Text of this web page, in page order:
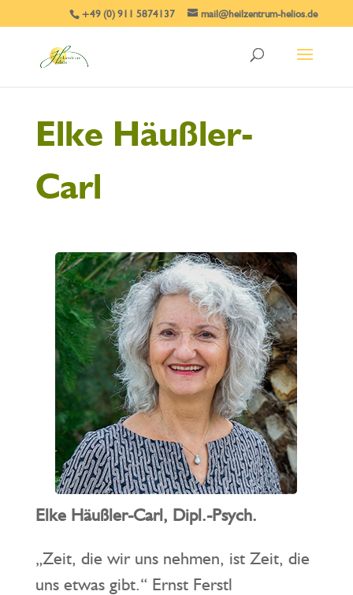
+49 (0) 911 5874137 mail@heilzentrum-helios.de
Elke Häußler-
Carl
Elke Häußler-Carl, Dipl.-Psych.
„Zeit, die wir uns nehmen, ist Zeit, die
uns etwas gibt.“ Ernst Ferstl